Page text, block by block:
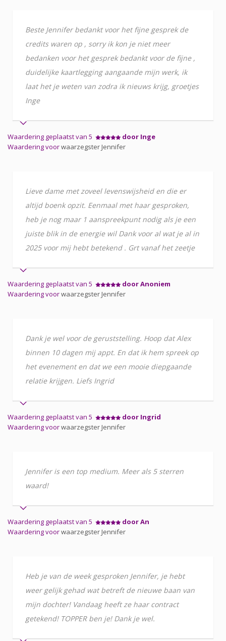
Beste Jennifer bedankt voor het fijne gesprek de
credits waren op , sorry ik kon je niet meer
bedanken voor het gesprek bedankt voor de fijne ,
duidelijke kaartlegging aangaande mijn werk, ik
laat het je weten van zodra ik nieuws krijg, groetjes
Inge
Waardering geplaatst van 5
door Inge
Waardering voorwaarzegster Jennifer
Lieve dame met zoveel levenswijsheid en die er
altijd boenk opzit. Eenmaal met haar gesproken,
heb je nog maar 1 aanspreekpunt nodig als je een
juiste blik in de energie wil Dank voor al wat je al in
2025 voor mij hebt betekend . Grt vanaf het zeetje
Waardering geplaatst van 5
door Anoniem
Waardering voorwaarzegster Jennifer
Dank je wel voor de geruststelling. Hoop dat Alex
binnen 10 dagen mij appt. En dat ik hem spreek op
het evenement en dat we een mooie diepgaande
relatie krijgen. Liefs Ingrid
Waardering geplaatst van 5
door Ingrid
Waardering voorwaarzegster Jennifer
Jennifer is een top medium. Meer als 5 sterren
waard!
Waardering geplaatst van 5
door An
Waardering voorwaarzegster Jennifer
Heb je van de week gesproken Jennifer, je hebt
weer gelijk gehad wat betreft de nieuwe baan van
mijn dochter! Vandaag heeft ze haar contract
getekend! TOPPER ben je! Dank je wel.